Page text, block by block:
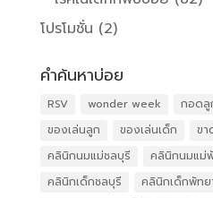
โปรโมชั่น (2)
คำค้นหาบ่อย
RSV wonder week กอดลู
ของเล่นลูก
ของเล่นเด็ก ขา
คลินิกนมแม่ชลบุรี
คลินิกนมแม่
คลินิกเด็กชลบุรี
คลินิกเด็กพัทย